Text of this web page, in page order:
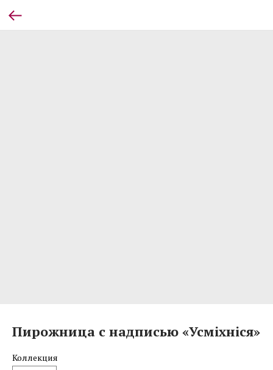
Пирожница с надписью «Усміхніся»
Коллекция